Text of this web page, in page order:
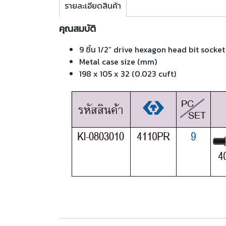
รายละเอียดสินค้า
คุณสมบัติ
9 ชิ้น 1/2” drive hexagon head bit
Metal case size (mm)
198 x 105 x 32 (0.023 cuft)